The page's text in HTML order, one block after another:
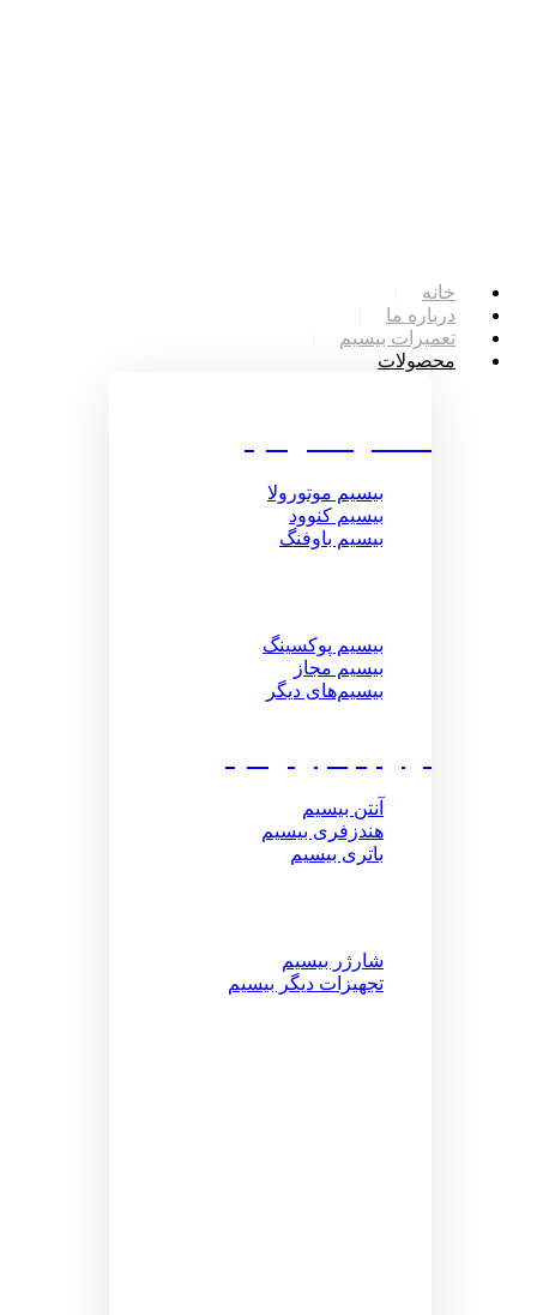
خانه
درباره ما
تعمیرات بیسیم
محصولات
بیسیم موتورولا
بیسیم کنوود
بیسیم باوفنگ
بیسیم پوکسینگ
بیسیم مجاز
بیسیم‌های دیگر
آنتن بیسیم
هندزفری بیسیم
باتری بیسیم
شارژر بیسیم
تجهیزات دیگر بیسیم